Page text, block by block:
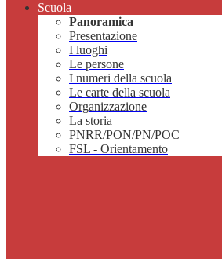
Scuola
Panoramica
Presentazione
I luoghi
Le persone
I numeri della scuola
Le carte della scuola
Organizzazione
La storia
PNRR/PON/PN/POC
FSL - Orientamento